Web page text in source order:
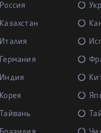
Россия
Казахстан
Италия
Германия
Индия
Корея
Тайвань